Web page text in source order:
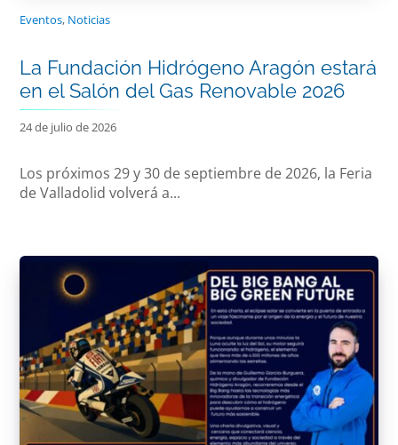
Eventos, Noticias
La Fundación Hidrógeno Aragón estará
en el Salón del Gas Renovable 2026
24 de julio de 2026
Los próximos 29 y 30 de septiembre de 2026, la Feria
de Valladolid volverá a...